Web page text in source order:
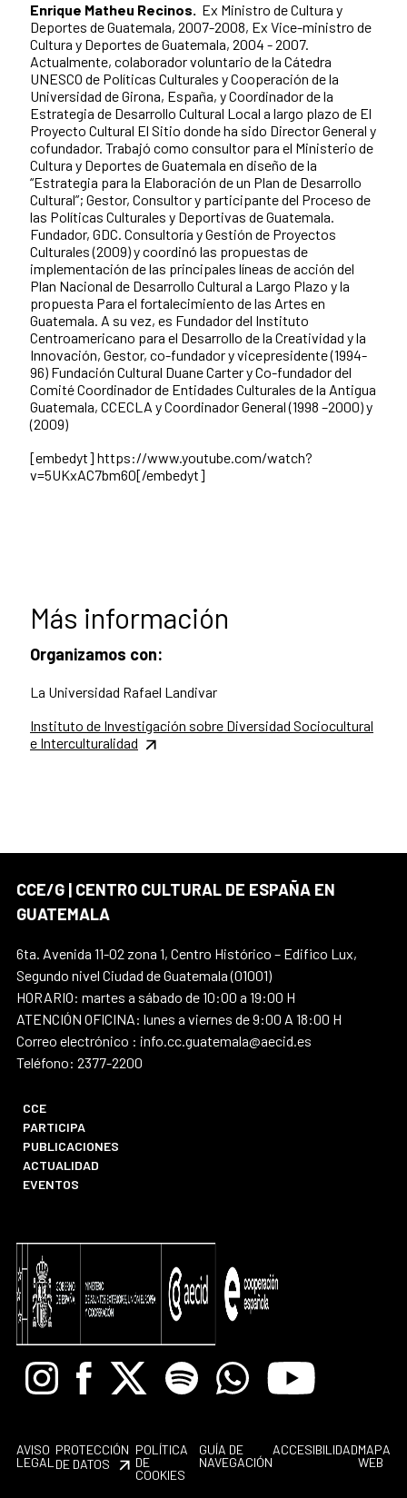
Enrique Matheu Recinos. Ex Ministro de Cultura y
Deportes de Guatemala, 2007-2008, Ex Vice-ministro de
Cultura y Deportes de Guatemala, 2004 - 2007.
Actualmente, colaborador voluntario de la Cátedra
UNESCO de Políticas Culturales y Cooperación de la
Universidad de Girona, España, y Coordinador de la
Estrategia de Desarrollo Cultural Local a largo plazo de El
Proyecto Cultural El Sitio donde ha sido Director General y
cofundador. Trabajó como consultor para el Ministerio de
Cultura y Deportes de Guatemala en diseño de la
“Estrategia para la Elaboración de un Plan de Desarrollo
Cultural”; Gestor, Consultor y participante del Proceso de
las Políticas Culturales y Deportivas de Guatemala.
Fundador, GDC. Consultoría y Gestión de Proyectos
Culturales (2009) y coordinó las propuestas de
implementación de las principales líneas de acción del
Plan Nacional de Desarrollo Cultural a Largo Plazo y la
propuesta Para el fortalecimiento de las Artes en
Guatemala. A su vez, es Fundador del Instituto
Centroamericano para el Desarrollo de la Creatividad y la
Innovación, Gestor, co-fundador y vicepresidente (1994-
96) Fundación Cultural Duane Carter y Co-fundador del
Comité Coordinador de Entidades Culturales de la Antigua
Guatemala, CCECLA y Coordinador General (1998 –2000) y
(2009)
[embedyt] https://www.youtube.com/watch?
v=5UKxAC7bm60[/embedyt]
Más información
Organizamos con:
La Universidad Rafael Landivar
Instituto de Investigación sobre Diversidad Sociocultural
e Interculturalidad
CCE/G | CENTRO CULTURAL DE ESPAÑA EN
GUATEMALA
6ta. Avenida 11-02 zona 1, Centro Histórico – Edifico Lux,
Segundo nivel Ciudad de Guatemala (01001)
HORARIO: martes a sábado de 10:00 a 19:00 H
ATENCIÓN OFICINA: lunes a viernes de 9:00 A 18:00 H
Correo electrónico : info.cc.guatemala@aecid.es
Teléfono: 2377-2200
CCE
PARTICIPA
PUBLICACIONES
ACTUALIDAD
EVENTOS
InstagramFacebook
X Spotify WhatsappYoutube
AVISO
LEGAL
PROTECCIÓN
DE DATOS
POLÍTICA
DE
COOKIES
GUÍA DE
NAVEGACIÓN
ACCESIBILIDADMAPA
WEB